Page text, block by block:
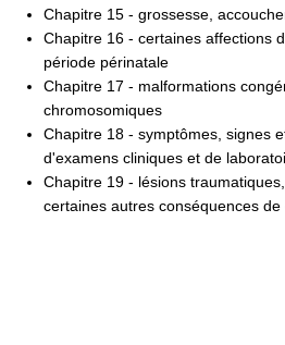
Chapitre 15 - grossesse,
Chapitre 16 - certaines affections
période périnatale
Chapitre 17 - malformations
chromosomiques
Chapitre 18 - symptômes, signes
d'examens cliniques et de
Chapitre 19 - lésions
certaines autres conséquences